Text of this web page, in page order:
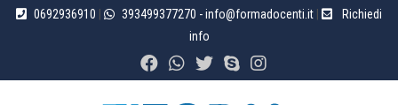
0692936910 393499377270 - info@formadocenti.it
Richiedi
info